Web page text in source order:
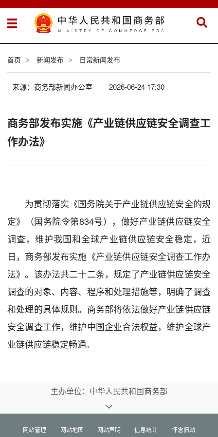
首页 > 新闻发布 > 日常新闻发布
来源：商务部新闻办公室 2026-06-24 17:30
商务部发布实施《产业链供应链安全调查工
作办法》
为贯彻落实《国务院关于产业链供应链安全的规
定》（国务院令第834号），做好产业链供应链安全
调查，维护我国和全球产业链供应链安全稳定，近
日，商务部发布实施《产业链供应链安全调查工作办
法》。该办法共二十二条，规定了产业链供应链安全
调查的对象、内容、程序和处理措施等，明确了调查
和处理的具体规则。商务部将依法做好产业链供应链
安全调查工作，维护中国企业合法权益，维护全球产
业链供应链稳定畅通。
主办单位：中华人民共和国商务部
网站管理 网站地图 网站声明 信息统计 怀念旧站